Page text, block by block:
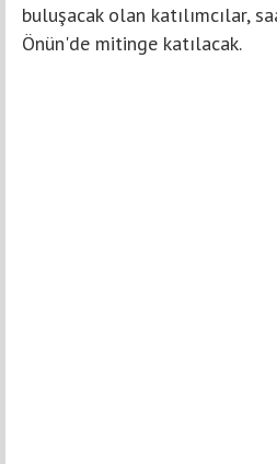
buluşacak olan katılımcılar,
Önün'de mitinge katılacak.